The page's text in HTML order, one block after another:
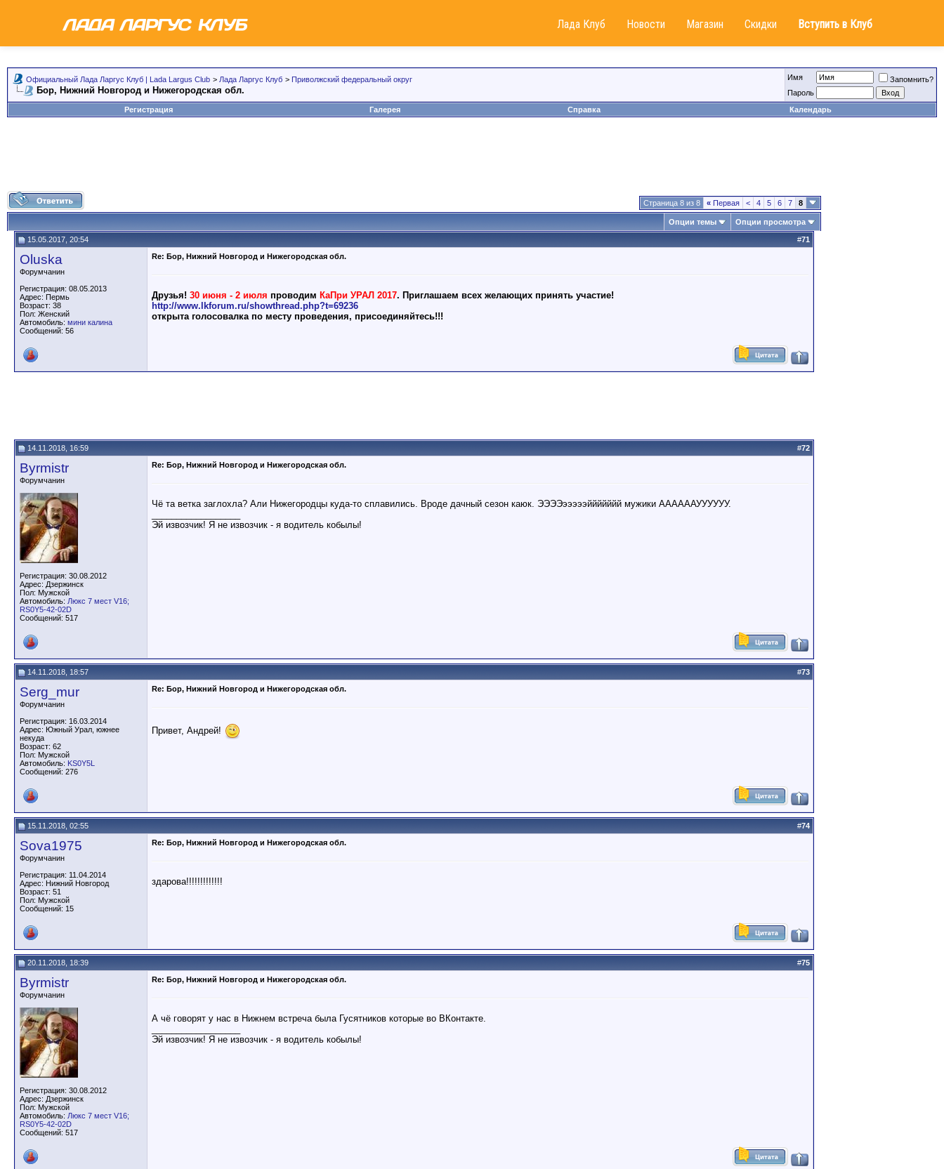
Лада Клуб Новости Магазин Скидки Вступить в Клуб
Официальный Лада Ларгус Клуб | Lada Largus Club > Лада Ларгус Клуб > Приволжский федеральный округ
Бор, Нижний Новгород и Нижегородская обл.
Имя
Запомнить?
Пароль
Регистрация
Галерея Справка Календарь
Страница 8 из 8 « Первая < 4 5 6 7 8
Опции темы Опции просмотра
15.05.2017, 20:54 #71
Oluska
Форумчанин
Регистрация: 08.05.2013
Адрес: Пермь
Возраст: 38
Пол: Женский
Автомобиль: мини калина
Сообщений: 56
Re: Бор, Нижний Новгород и Нижегородская обл.
Друзья! 30 июня - 2 июля проводим КаПри УРАЛ 2017. Приглашаем всех желающих принять участие!
http://www.lkforum.ru/showthread.php?t=69236
открыта голосовалка по месту проведения, присоединяйтесь!!!
14.11.2018, 16:59 #72
Byrmistr
Форумчанин
Регистрация: 30.08.2012
Адрес: Дзержинск
Пол: Мужской
Автомобиль: Люкс 7 мест V16;
RS0Y5-42-02D
Сообщений: 517
Re: Бор, Нижний Новгород и Нижегородская обл.
Чё та ветка заглохла? Али Нижегородцы куда-то сплавились. Вроде дачный сезон каюк. ЭЭЭЭэээээййййййй мужики ААААААУУУУУУ.
Эй извозчик! Я не извозчик - я водитель кобылы!
14.11.2018, 18:57 #73
Serg_mur
Форумчанин
Регистрация: 16.03.2014
Адрес: Южный Урал, южнее
некуда
Возраст: 62
Пол: Мужской
Автомобиль: KS0Y5L
Сообщений: 276
Re: Бор, Нижний Новгород и Нижегородская обл.
Привет, Андрей!
15.11.2018, 02:55 #74
Sova1975
Форумчанин
Регистрация: 11.04.2014
Адрес: Нижний Новгород
Возраст: 51
Пол: Мужской
Сообщений: 15
Re: Бор, Нижний Новгород и Нижегородская обл.
здарова!!!!!!!!!!!!!
20.11.2018, 18:39 #75
Byrmistr
Форумчанин
Регистрация: 30.08.2012
Адрес: Дзержинск
Пол: Мужской
Автомобиль: Люкс 7 мест V16;
RS0Y5-42-02D
Сообщений: 517
Re: Бор, Нижний Новгород и Нижегородская обл.
А чё говорят у нас в Нижнем встреча была Гусятников которые во ВКонтакте.
Эй извозчик! Я не извозчик - я водитель кобылы!